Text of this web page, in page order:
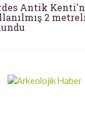
Antik
2